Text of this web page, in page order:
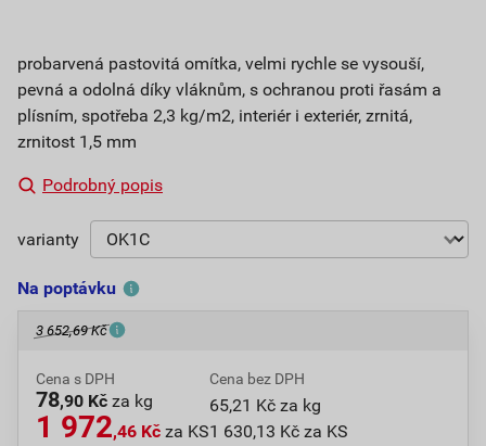
probarvená pastovitá omítka, velmi rychle se vysouší,
pevná a odolná díky vláknům, s ochranou proti řasám a
plísním, spotřeba 2,3 kg/m2, interiér i exteriér, zrnitá,
zrnitost 1,5 mm
Podrobný popis
varianty
Na poptávku
3 652,69 Kč
Cena s DPH
78,90 Kč za kg
1 972,46 Kč za KS
Cena bez DPH
65,21 Kč za kg
1 630,13 Kč za KS